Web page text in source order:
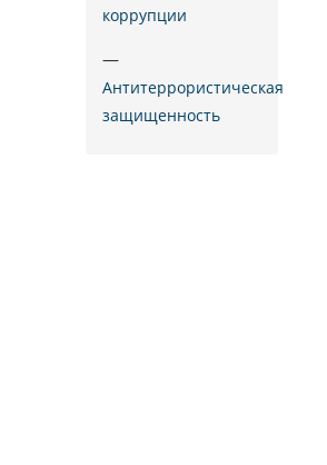
коррупции
—
Антитеррористическая
защищенность